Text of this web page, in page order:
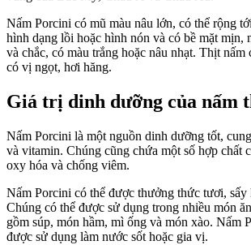
Nấm Porcini có mũ màu nâu lớn, có thể rộng
hình dạng lồi hoặc hình nón và có bề mặt mịn,
và chắc, có màu trắng hoặc nâu nhạt. Thịt nấm
có vị ngọt, hơi hăng.
Giá trị dinh dưỡng của nấm
Nấm Porcini là một nguồn dinh dưỡng tốt,
và vitamin. Chúng cũng chứa một số hợp chất
oxy hóa và chống viêm.
Nấm Porcini có thể được thưởng thức tươi, sấy
Chúng có thể được sử dụng trong nhiều món
gồm súp, món hầm, mì ống và món xào. Nấm
được sử dụng làm nước sốt hoặc gia vị.